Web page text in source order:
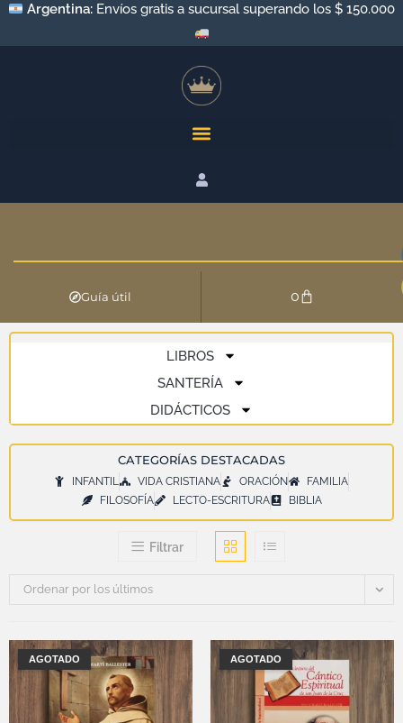
Argentina: Envíos gratis a sucursal superando los $ 150.000
Guía útil 0
LIBROS
SANTERÍA
DIDÁCTICOS
CATEGORÍAS DESTACADAS
INFANTIL VIDA CRISTIANA ORACIÓN
FAMILIA
FILOSOFÍA
LECTO-ESCRITURA BIBLIA
Filtrar
Ordenar por los últimos
AGOTADO AGOTADO